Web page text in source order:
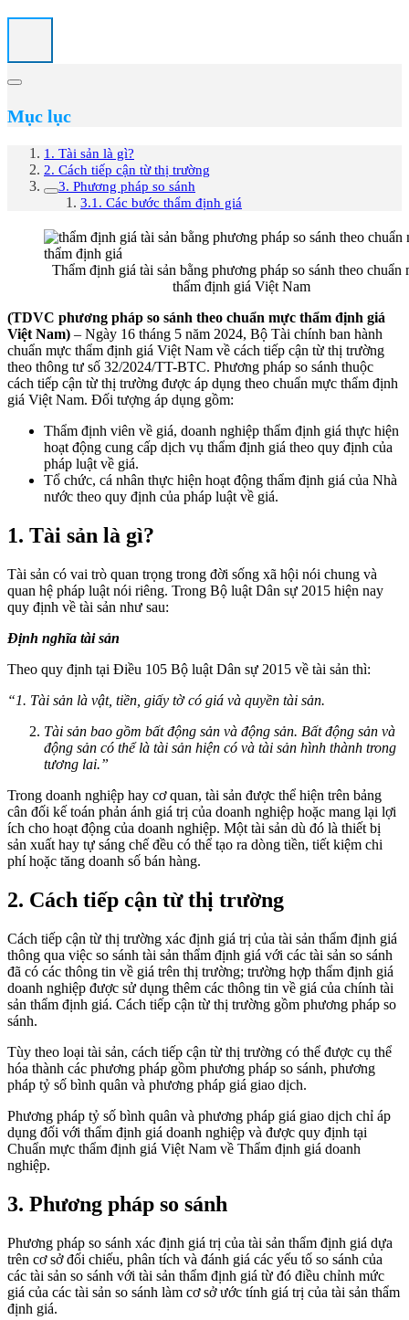
Mục lục
1. Tài sản là gì?
2. Cách tiếp cận từ thị trường
3. Phương pháp so sánh
3.1. Các bước thẩm định giá
Thẩm định giá tài sản bằng phương pháp so sánh theo chuẩn
thẩm định giá Việt Nam
(TDVC phương pháp so sánh theo chuẩn mực thẩm định giá
Việt Nam) – Ngày 16 tháng 5 năm 2024, Bộ Tài chính ban hành
chuẩn mực thẩm định giá Việt Nam về cách tiếp cận từ thị trường
theo thông tư số 32/2024/TT-BTC. Phương pháp so sánh thuộc
cách tiếp cận từ thị trường được áp dụng theo chuẩn mực thẩm định
giá Việt Nam. Đối tượng áp dụng gồm:
Thẩm định viên về giá, doanh nghiệp thẩm định giá thực hiện
hoạt động cung cấp dịch vụ thẩm định giá theo quy định của
pháp luật về giá.
Tổ chức, cá nhân thực hiện hoạt động thẩm định giá của Nhà
nước theo quy định của pháp luật về giá.
1. Tài sản là gì?
Tài sản có vai trò quan trọng trong đời sống xã hội nói chung và
quan hệ pháp luật nói riêng. Trong Bộ luật Dân sự 2015 hiện nay
quy định về tài sản như sau:
Định nghĩa tài sản
Theo quy định tại Điều 105 Bộ luật Dân sự 2015 về tài sản thì:
“1. Tài sản là vật, tiền, giấy tờ có giá và quyền tài sản.
Tài sản bao gồm bất động sản và động sản. Bất động sản và
động sản có thể là tài sản hiện có và tài sản hình thành trong
tương lai.”
Trong doanh nghiệp hay cơ quan, tài sản được thể hiện trên bảng
cân đối kế toán phản ánh giá trị của doanh nghiệp hoặc mang lại lợi
ích cho hoạt động của doanh nghiệp. Một tài sản dù đó là thiết bị
sản xuất hay tự sáng chế đều có thể tạo ra dòng tiền, tiết kiệm chi
phí hoặc tăng doanh số bán hàng.
2. Cách tiếp cận từ thị trường
Cách tiếp cận từ thị trường xác định giá trị của tài sản thẩm định giá
thông qua việc so sánh tài sản thẩm định giá với các tài sản so sánh
đã có các thông tin về giá trên thị trường; trường hợp thẩm định giá
doanh nghiệp được sử dụng thêm các thông tin về giá của chính tài
sản thẩm định giá. Cách tiếp cận từ thị trường gồm phương pháp so
sánh.
Tùy theo loại tài sản, cách tiếp cận từ thị trường có thể được cụ thể
hóa thành các phương pháp gồm phương pháp so sánh, phương
pháp tỷ số bình quân và phương pháp giá giao dịch.
Phương pháp tỷ số bình quân và phương pháp giá giao dịch chỉ áp
dụng đối với thẩm định giá doanh nghiệp và được quy định tại
Chuẩn mực thẩm định giá Việt Nam về Thẩm định giá doanh
nghiệp.
3. Phương pháp so sánh
Phương pháp so sánh xác định giá trị của tài sản thẩm định giá dựa
trên cơ sở đối chiếu, phân tích và đánh giá các yếu tố so sánh của
các tài sản so sánh với tài sản thẩm định giá từ đó điều chỉnh mức
giá của các tài sản so sánh làm cơ sở ước tính giá trị của tài sản thẩm
định giá.